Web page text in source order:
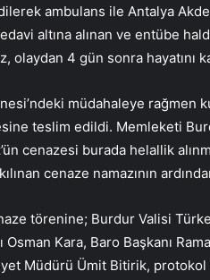
ambulans ile Antalya
altına alınan ve entübe
olaydan 4 gün sonra hayatını
müdahaleye rağmen
teslim edildi. Memleketi
cenazesi burada helallik
cenaze namazının
törenine; Burdur Valisi
Osman Kara, Baro Başkanı
Müdürü Ümit Bitirik, protokol